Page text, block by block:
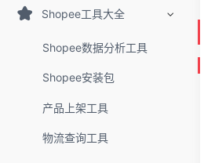
Shopee工具大全
Shopee数据分析工具
Shopee安装包
产品上架工具
物流查询工具